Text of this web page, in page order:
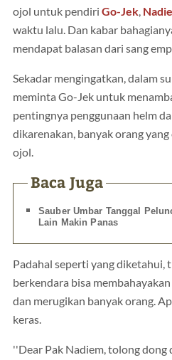
ojol untuk pendiri Go-Jek,
waktu lalu. Dan kabar
mendapat balasan dari sang
Sekadar mengingatkan, dalam
meminta Go-Jek untuk
pentingnya penggunaan helm
dikarenakan, banyak orang
ojol.
Baca Juga
Sauber Umbar Tanggal
Lain Makin Panas
Padahal seperti yang diketahui,
berkendara bisa
dan merugikan banyak orang.
keras.
''Dear Pak Nadiem, tolong